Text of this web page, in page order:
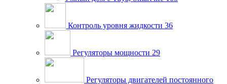
Контроль уровня жидкости 36
Регуляторы мощности 29
Регуляторы двигателей постоянного